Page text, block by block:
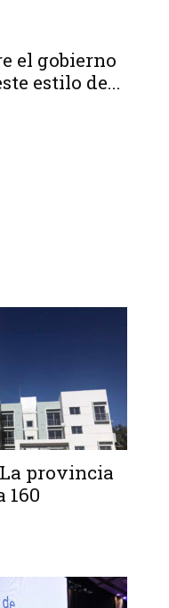
el gobierno
estilo de...
provincia
160